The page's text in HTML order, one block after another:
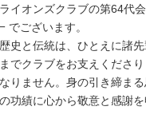
イオンズクラブの第64代
でございます。
史と伝統は、ひとえに諸
でクラブをお支えくださ
りません。身の引き締ま
功績に心から敬意と感謝を